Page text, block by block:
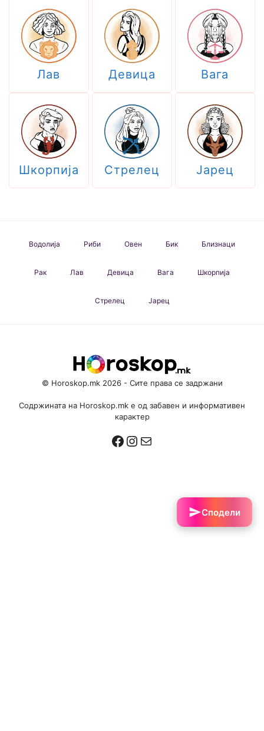
Лав Девица Вага
Шкорпија Стрелец Јарец
Водолија Риби Овен Бик Близнаци
Рак Лав Девица Вага Шкорпија
Стрелец Јарец
© Horoskop.mk 2026 - Сите права се задржани
Содржината на Horoskop.mk е од забавен и информативен
карактер
Facebook
Instagram
Mail
Сподели